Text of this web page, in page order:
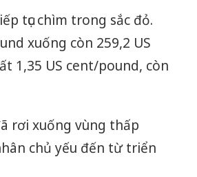
tục chìm trong sắc đỏ.
xuống còn 259,2 US
1,35 US cent/pound, còn
rơi xuống vùng thấp
chủ yếu đến từ triển